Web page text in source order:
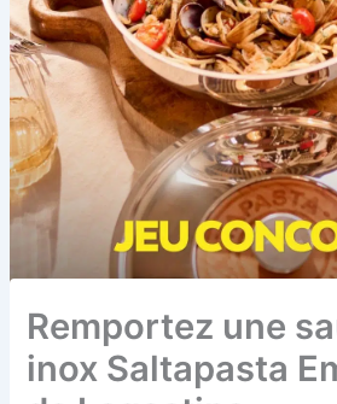
Remportez une
inox Saltapasta